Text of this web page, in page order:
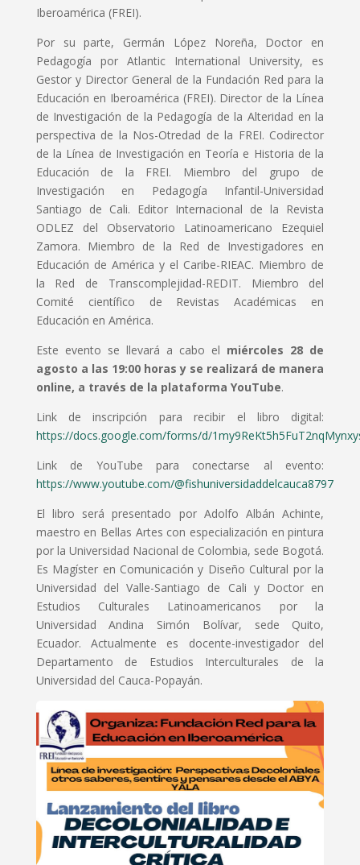
Iberoamérica (FREI).
Por su parte, Germán López Noreña, Doctor en
Pedagogía por Atlantic International University, es
Gestor y Director General de la Fundación Red para la
Educación en Iberoamérica (FREI). Director de la Línea
de Investigación de la Pedagogía de la Alteridad en la
perspectiva de la Nos-Otredad de la FREI. Codirector
de la Línea de Investigación en Teoría e Historia de la
Educación de la FREI. Miembro del grupo de
Investigación en Pedagogía Infantil-Universidad
Santiago de Cali. Editor Internacional de la Revista
ODLEZ del Observatorio Latinoamericano Ezequiel
Zamora. Miembro de la Red de Investigadores en
Educación de América y el Caribe-RIEAC. Miembro de
la Red de Transcomplejidad-REDIT. Miembro del
Comité científico de Revistas Académicas en
Educación en América.
Este evento se llevará a cabo el miércoles 28 de
agosto a las 19:00 horas y se realizará de manera
online, a través de la plataforma YouTube.
Link de inscripción para recibir el libro digital:
https://docs.google.com/forms/d/
Link de YouTube para conectarse al evento:
https://www.youtube.com/@fishuniversidaddelcauca8797
El libro será presentado por Adolfo Albán Achinte,
maestro en Bellas Artes con especialización en pintura
por la Universidad Nacional de Colombia, sede Bogotá.
Es Magíster en Comunicación y Diseño Cultural por la
Universidad del Valle-Santiago de Cali y Doctor en
Estudios Culturales Latinoamericanos por la
Universidad Andina Simón Bolívar, sede Quito,
Ecuador. Actualmente es docente-investigador del
Departamento de Estudios Interculturales de la
Universidad del Cauca-Popayán.